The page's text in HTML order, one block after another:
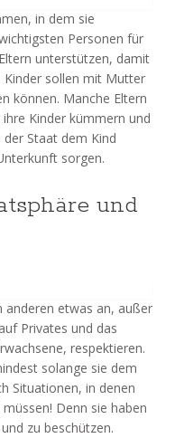
in dem sie
Personen für
unterstützen, damit
Kinder sollen mit Mutter
können. Manche Eltern
Kinder kümmern und
Staat dem Kind
sorgen.
und
anderen etwas an, außer
Privates und das
respektieren.
solange sie dem
Situationen, in denen
Denn sie haben
zu beschützen.